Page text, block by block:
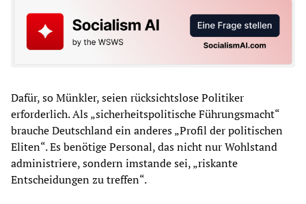
Dafür, so Münkler, seien rücksichtslose Politiker
erforderlich. Als „sicherheitspolitische Führungsmacht“
brauche Deutschland ein anderes „Profil der politischen
Eliten“. Es benötige Personal, das nicht nur Wohlstand
administriere, sondern imstande sei, „riskante
Entscheidungen zu treffen“.